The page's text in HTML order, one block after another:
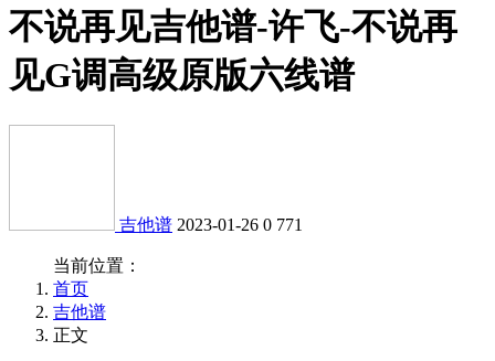
不说再见吉他谱-许飞-不说再
见G调高级原版六线谱
吉他谱 2023-01-26 0 771
当前位置：
首页
吉他谱
正文